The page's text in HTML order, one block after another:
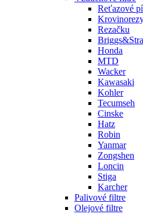
Reťazové
Rezačku
Honda
MTD
Wacker
Kawasaki
Kohler
Tecumseh
Cinske
Hatz
Robin
Yanmar
Zongshen
Loncin
Stiga
Karcher
Palivové filtre
Olejové filtre